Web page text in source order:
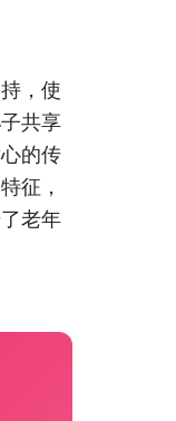
，使
共享
的传
征，
老年